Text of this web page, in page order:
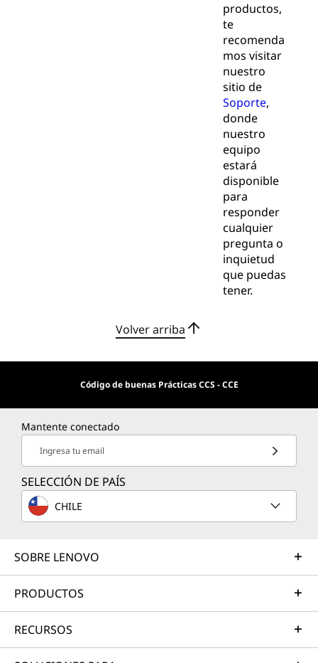
productos,
te
recomenda
mos visitar
nuestro
sitio de
Soporte,
donde
nuestro
equipo
estará
disponible
para
responder
cualquier
pregunta o
inquietud
que puedas
tener.
Volver arriba
Código de buenas Prácticas CCS - CCE
Mantente conectado
Ingresa tu email
SELECCIÓN DE PAÍS
CHILE
SOBRE LENOVO
PRODUCTOS
RECURSOS